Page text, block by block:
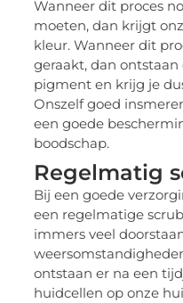
Wanneer dit proces
moeten, dan krijgt
kleur. Wanneer dit
geraakt, dan
pigment en krijg je
Onszelf goed
een goede
boodschap.
Regelmatig
Bij een goede
een regelmatige
immers veel
ontstaan er na een
huidcellen op onze